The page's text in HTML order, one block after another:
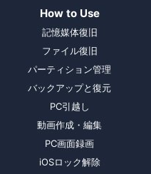
How to Use
記憶媒体復旧
ファイル復旧
パーティション管理
バックアップと復元
PC引越し
動画作成・編集
PC画面録画
iOSロック解除